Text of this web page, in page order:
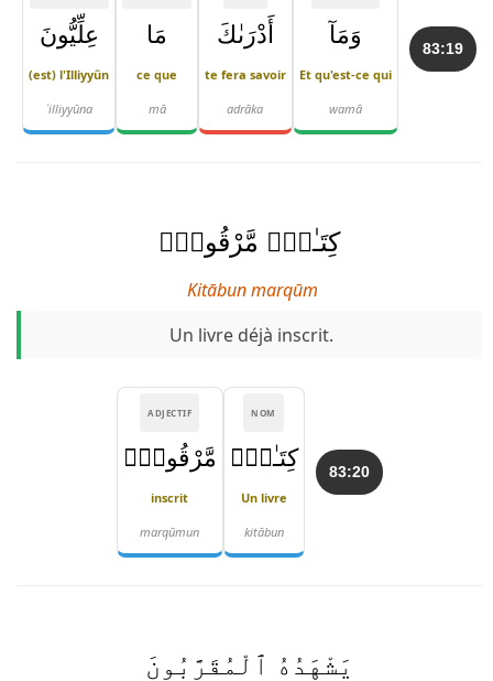
83:19 وَمَآ
Et qu'est-ce qui
wamā
أَدْرَىٰكَ
te fera savoir
adrāka
مَا
ce que
mā
عِلِّيُّونَ
(est) l'Illiyyûn
ʿilliyyūna
كِتَـٰبٌۭ مَّرْقُومٌۭ
Kitābun marqūm
Un livre déjà inscrit.
83:20
NOM
كِتَـٰبٌۭ
Un livre
kitābun
ADJECTIF
مَّرْقُومٌۭ
inscrit
marqūmun
يَشْهَدُهُ ٱلْمُقَرَّبُونَ